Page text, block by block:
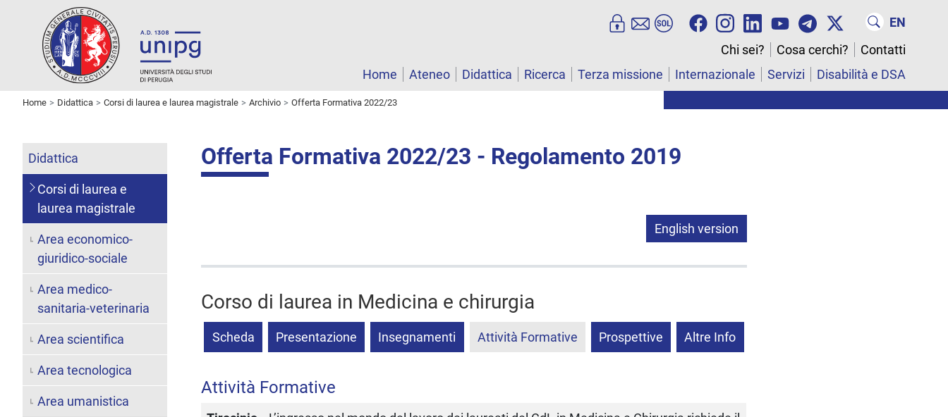
EN
Chi sei?
Cosa cerchi?
Contatti
Home
Ateneo Didattica Ricerca Terza missione Internazionale Servizi Disabilità e DSA
Home Didattica Corsi di laurea e laurea magistrale Archivio Offerta Formativa 2022/23
Offerta Formativa 2022/23 - Regolamento 2019
English version
Corso di laurea in Medicina e chirurgia
Scheda Presentazione Insegnamenti Attività Formative Prospettive Altre Info
Attività Formative
Didattica
Corsi di laurea e
laurea magistrale
Area economico-
giuridico-sociale
Area medico-
sanitaria-veterinaria
Area scientifica
Area tecnologica
Area umanistica